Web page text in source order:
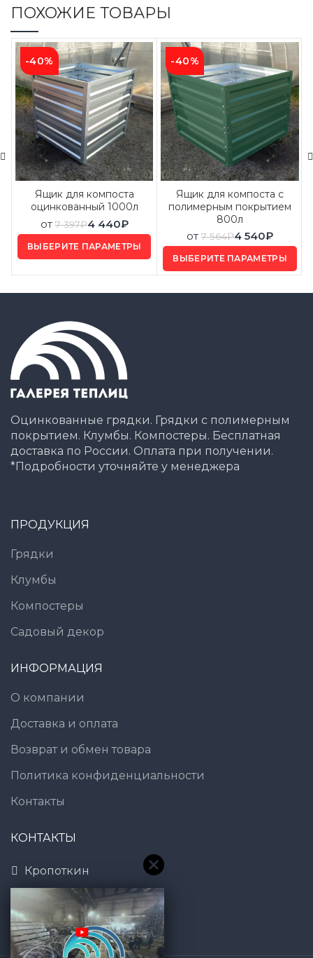
ПОХОЖИЕ ТОВАРЫ
-40%
Ящик для компоста
оцинкованный 1000л
от 7 397₽4 440₽
ВЫБЕРИТЕ ПАРАМЕТРЫ
-40%
Ящик для компоста с
полимерным покрытием
800л
от 7 564₽4 540₽
ВЫБЕРИТЕ ПАРАМЕТРЫ
Оцинкованные грядки. Грядки с полимерным
покрытием. Клумбы. Компостеры. Бесплатная
доставка по России. Оплата при получении.
*Подробности уточняйте у менеджера
ПРОДУКЦИЯ
Грядки
Клумбы
Компостеры
Садовый декор
ИНФОРМАЦИЯ
О компании
Доставка и оплата
Возврат и обмен товара
Политика конфиденциальности
Контакты
КОНТАКТЫ
Кропоткин
8 (800) 600-83-54
7@gt101.ru